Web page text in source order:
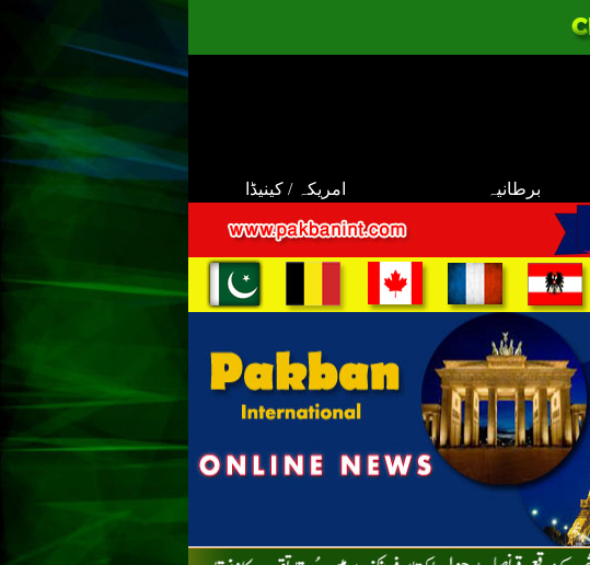
امریکہ / کینیڈا برطانیہ